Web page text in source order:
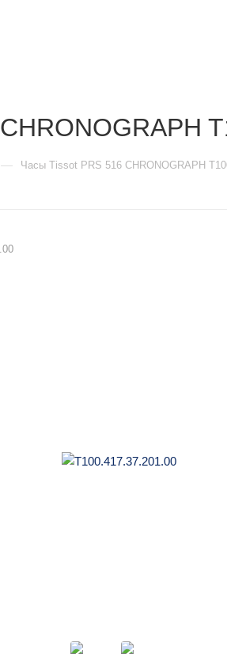
— Часы Тissot PRS 516 CHRONOGRAPH